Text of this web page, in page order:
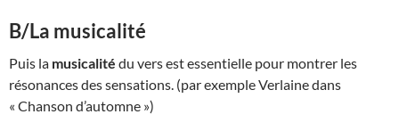
B/La musicalité
Puis la musicalité du vers est essentielle pour montrer les
résonances des sensations. (par exemple Verlaine dans
« Chanson d’automne »)